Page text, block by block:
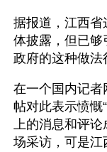
据报道，江西省
体披露，但已
政府的这种做法
在一个国内记
帖对此表示愤慨
上的消息和评
场采访，可是江